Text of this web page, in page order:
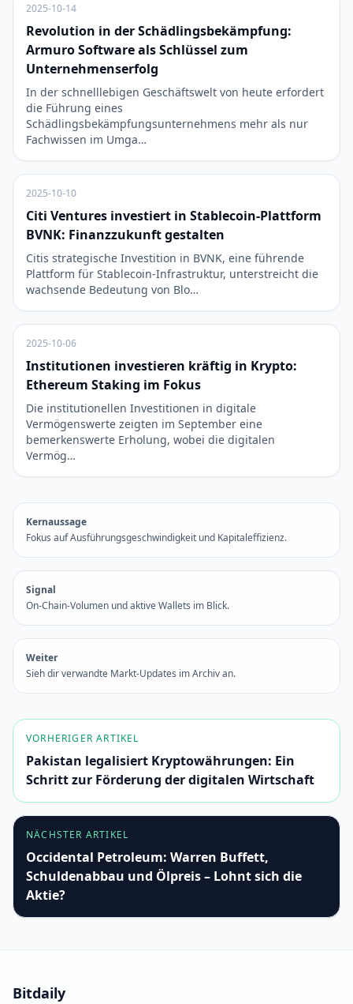
2025-10-14
Revolution in der Schädlingsbekämpfung:
Armuro Software als Schlüssel zum
Unternehmenserfolg
In der schnelllebigen Geschäftswelt von heute erfordert
die Führung eines
Schädlingsbekämpfungsunternehmens mehr als nur
Fachwissen im Umga…
2025-10-10
Citi Ventures investiert in Stablecoin-Plattform
BVNK: Finanzzukunft gestalten
Citis strategische Investition in BVNK, eine führende
Plattform für Stablecoin-Infrastruktur, unterstreicht die
wachsende Bedeutung von Blo…
2025-10-06
Institutionen investieren kräftig in Krypto:
Ethereum Staking im Fokus
Die institutionellen Investitionen in digitale
Vermögenswerte zeigten im September eine
bemerkenswerte Erholung, wobei die digitalen
Vermög…
Kernaussage
Fokus auf Ausführungsgeschwindigkeit und Kapitaleffizienz.
Signal
On-Chain-Volumen und aktive Wallets im Blick.
Weiter
Sieh dir verwandte Markt-Updates im Archiv an.
VORHERIGER ARTIKEL
Pakistan legalisiert Kryptowährungen: Ein
Schritt zur Förderung der digitalen Wirtschaft
NÄCHSTER ARTIKEL
Occidental Petroleum: Warren Buffett,
Schuldenabbau und Ölpreis – Lohnt sich die
Aktie?
Bitdaily